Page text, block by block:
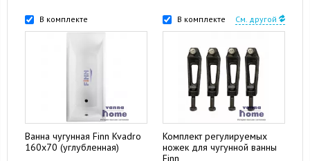
В комплекте
Ванна чугунная Finn Kvadro
160x70 (углубленная)
В комплекте См. другой
Комплект регулируемых
ножек для чугунной ванны
Finn